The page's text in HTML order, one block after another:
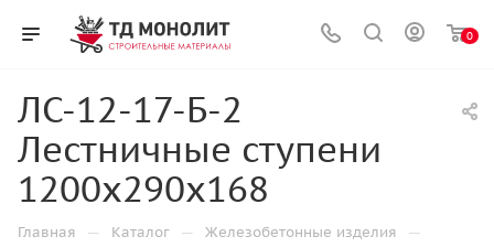
0
ЛС-12-17-Б-2
Лестничные ступени
1200х290х168
Главная — Каталог — Железобетонные изделия —